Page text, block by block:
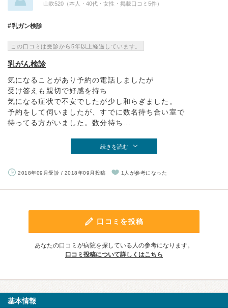
山吹520（本人・40代・女性・掲載口コミ5件）
乳ガン検診
この口コミは受診から5年以上経過しています。
乳がん検診
気になることがあり予約の電話しましたが
受け答えも親切で好感を持ち
気になる症状で不安でしたが少し和らぎました。
予約をして伺いましたが、すでに数名待ち合い室で
待ってる方がいました。数分待ち...
続きを読む
2018年09月受診 / 2018年09月投稿 1人が参考になった
口コミを投稿
あなたの口コミが病院を探している人の参考になります。
口コミ投稿について詳しくはこちら
基本情報